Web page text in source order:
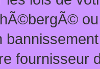
hÃ©bergÃ©
fournisseur